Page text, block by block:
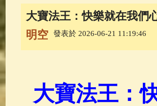
一切如來心秘密全
生活禪(70) 釋迦
佛典故事(37) 佛
大寶法王：快樂就在我們
明空
發表於 2026-06-21 11:19:46
大寶法王：